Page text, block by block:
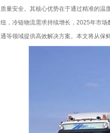
质量安全。其核心优势在于通过精准的温
纽，冷链物流需求持续增长，2025年市
通等领域提供高效解决方案。本文将从保